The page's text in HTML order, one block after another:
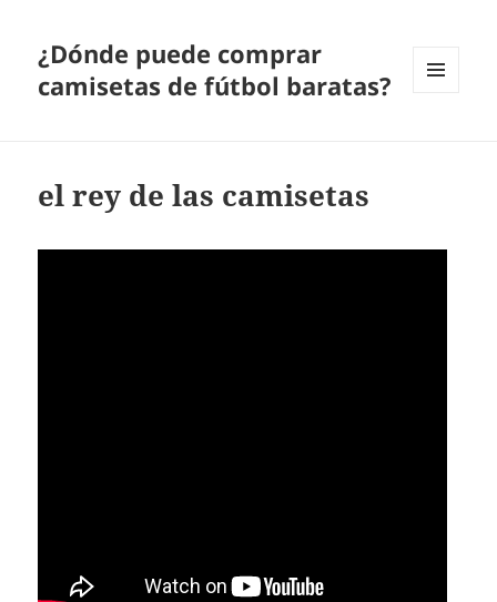
¿Dónde puede comprar
camisetas de fútbol baratas?
el rey de las camisetas